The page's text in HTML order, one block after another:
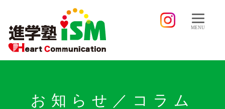
MENU
お知らせ／コラム